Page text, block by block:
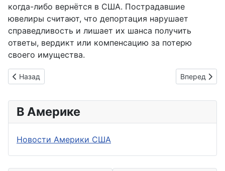
когда-либо вернётся в США. Пострадавшие
ювелиры считают, что депортация нарушает
справедливость и лишает их шанса получить
ответы, вердикт или компенсацию за потерю
своего имущества.
Предыдущий: В Лос-Анджелесе спасли морского льва с
Назад Следующий:
Вперед
В Америке
Новости Америки США